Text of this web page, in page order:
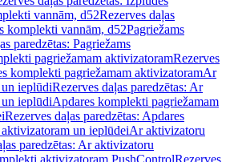
vannām, d52Rezerves daļas
komplekti vannām, d52Pagriežams
paredzētas: Pagriežams
pagriežamam aktivizatoramRezerves
komplekti pagriežamam aktivizatoramAr
ieplūdiRezerves daļas paredzētas: Ar
ieplūdiApdares komplekti pagriežamam
Rezerves daļas paredzētas: Apdares
un ieplūdeiAr aktivizatoru
paredzētas: Ar aktivizatoru
aktivizatoram PushControlRezerves